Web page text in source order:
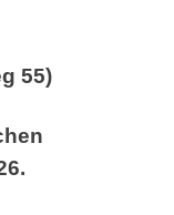
55)